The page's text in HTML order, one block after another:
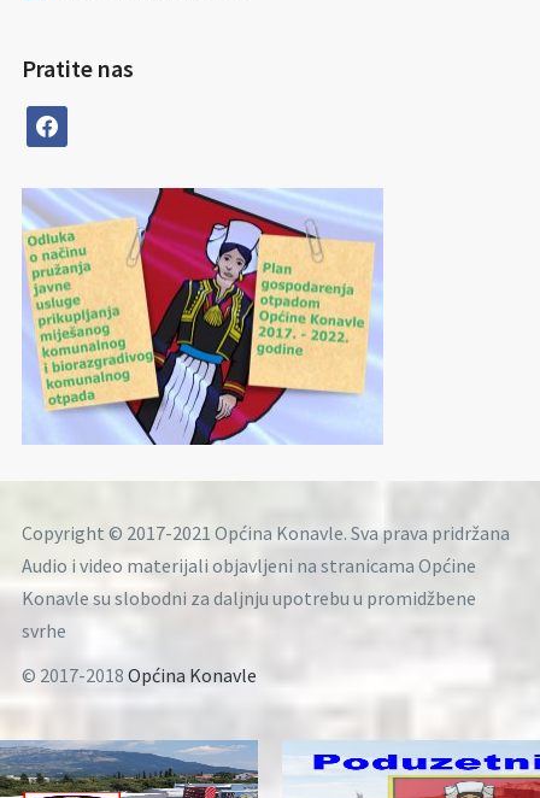
Pratite nas
facebook
Copyright © 2017-2021 Općina Konavle. Sva prava pridržana
Audio i video materijali objavljeni na stranicama Općine
Konavle su slobodni za daljnju upotrebu u promidžbene
svrhe
© 2017-2018 Općina Konavle